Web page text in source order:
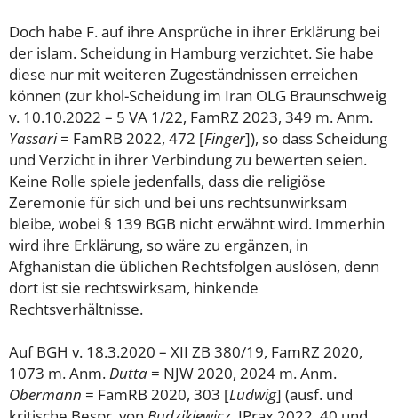
Doch habe F. auf ihre Ansprüche in ihrer Erklärung bei
der islam. Scheidung in Hamburg verzichtet. Sie habe
diese nur mit weiteren Zugeständnissen erreichen
können (zur khol-Scheidung im Iran OLG Braunschweig
v. 10.10.2022 – 5 VA 1/22, FamRZ 2023, 349 m. Anm.
Yassari= FamRB 2022, 472 [Finger]), so dass Scheidung
und Verzicht in ihrer Verbindung zu bewerten seien.
Keine Rolle spiele jedenfalls, dass die religiöse
Zeremonie für sich und bei uns rechtsunwirksam
bleibe, wobei § 139 BGB nicht erwähnt wird. Immerhin
wird ihre Erklärung, so wäre zu ergänzen, in
Afghanistan die üblichen Rechtsfolgen auslösen, denn
dort ist sie rechtswirksam, hinkende
Rechtsverhältnisse.
Auf BGH v. 18.3.2020 – XII ZB 380/19, FamRZ 2020,
1073 m. Anm.Dutta = NJW 2020, 2024 m. Anm.
Obermann = FamRB 2020, 303 [Ludwig] (ausf. und